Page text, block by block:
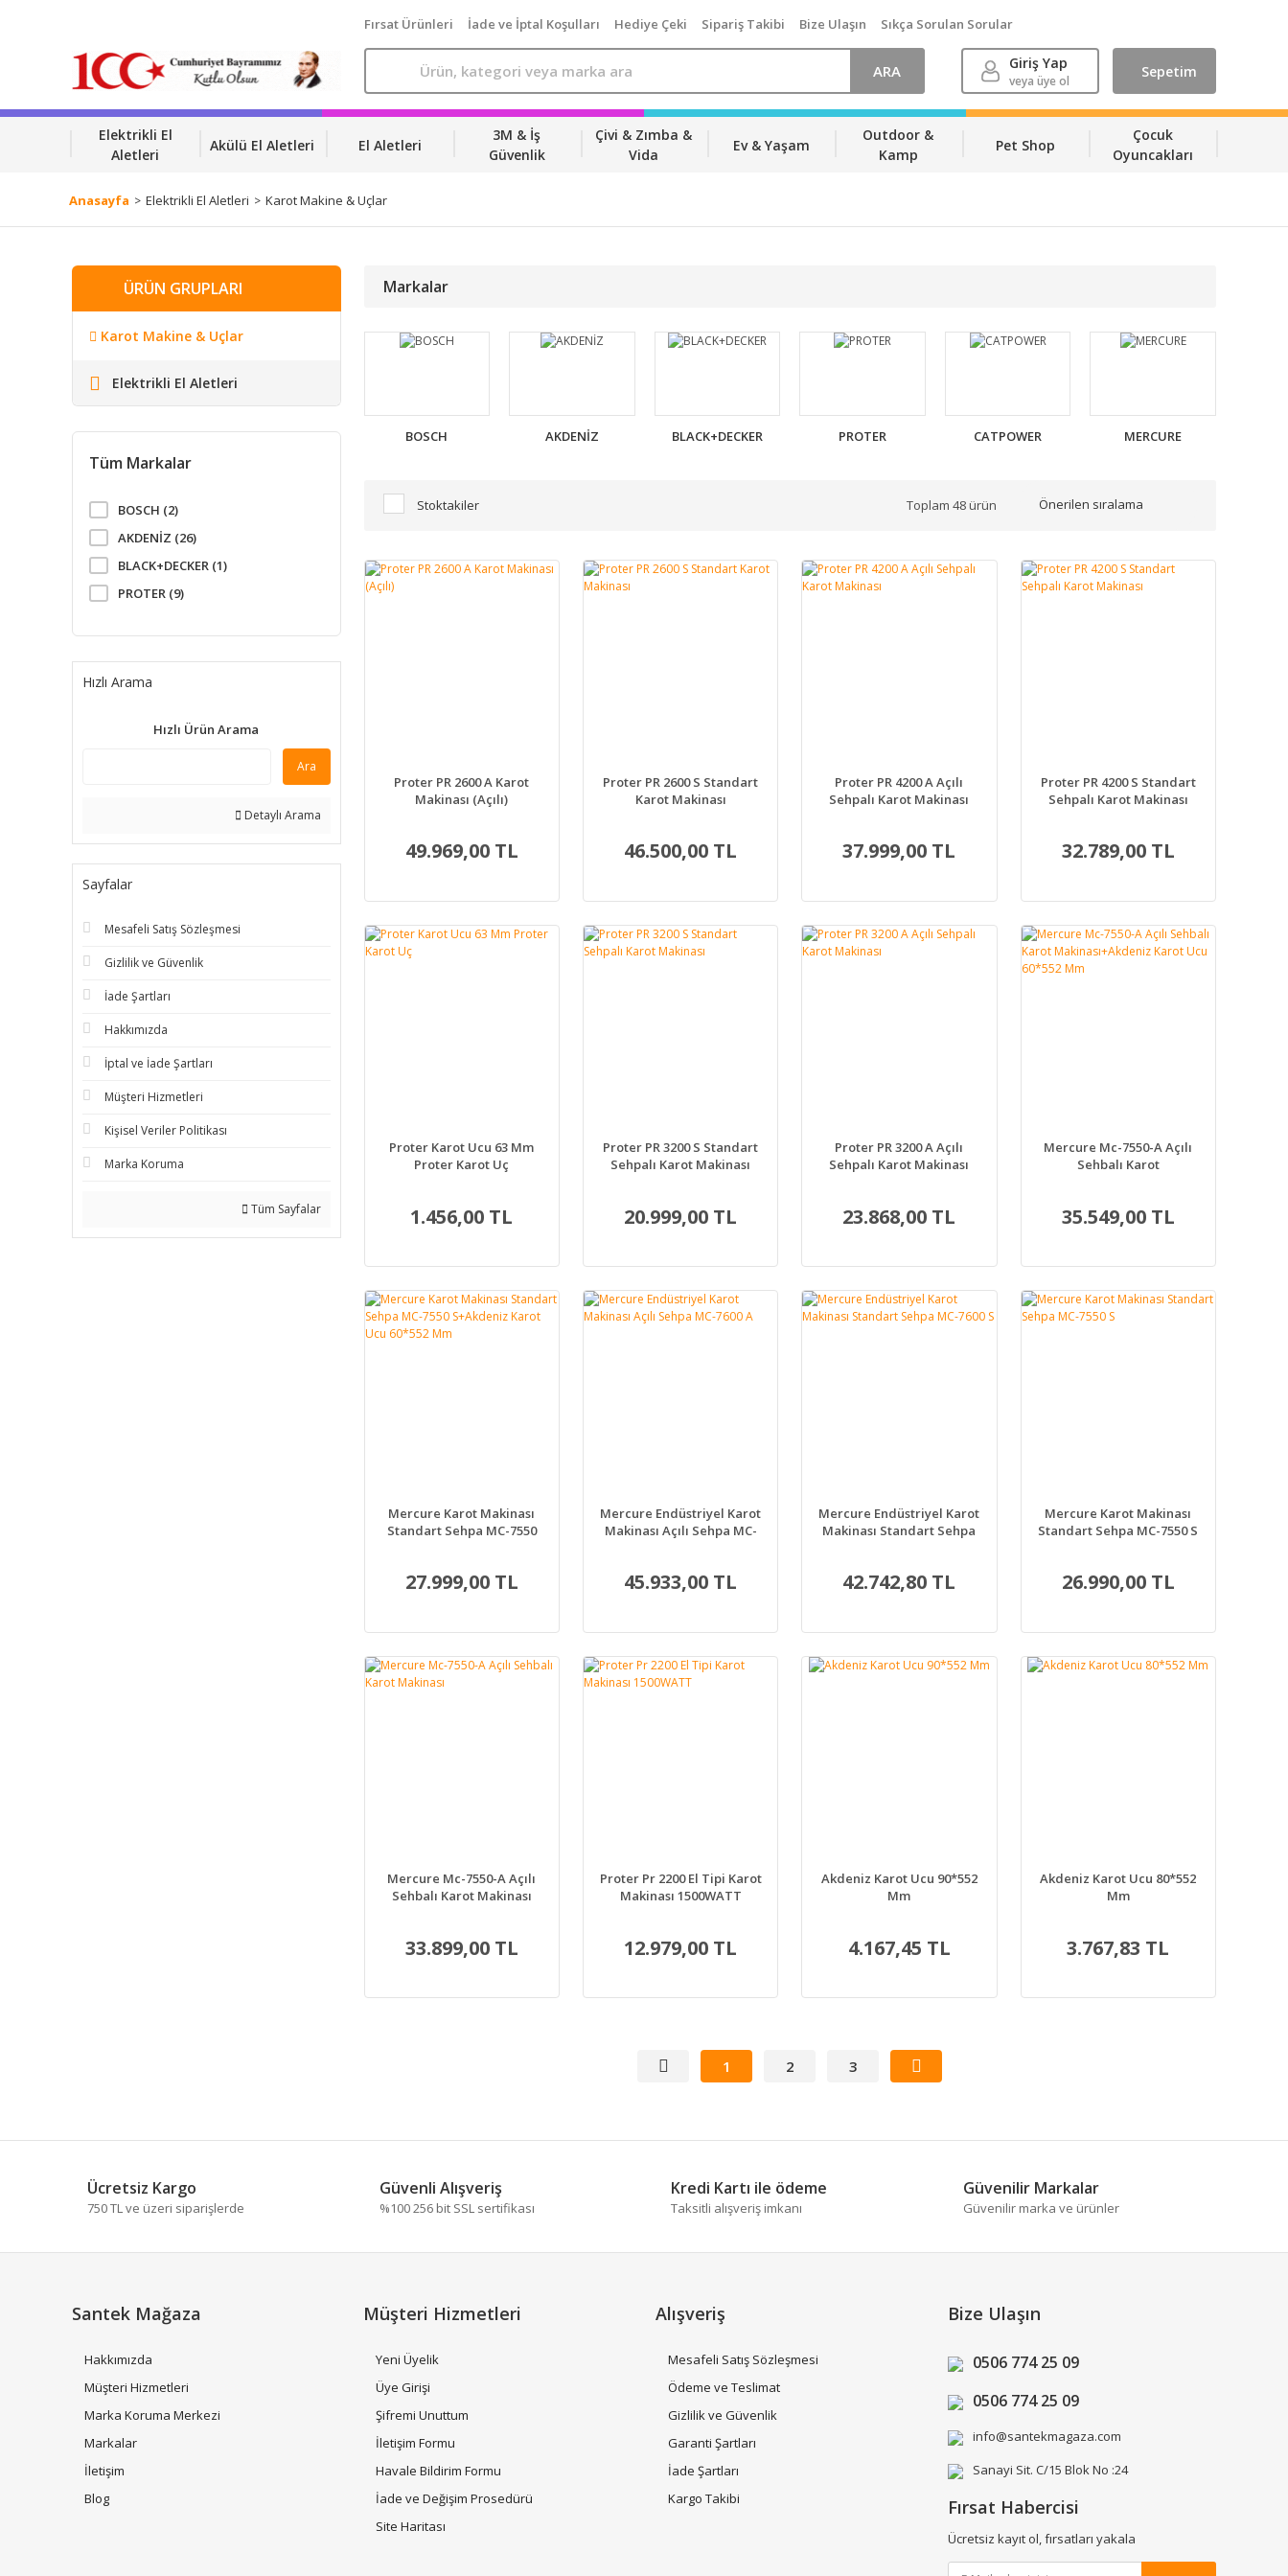
Fırsat Ürünleri İade ve İptal Koşulları Hediye Çeki Sipariş Takibi Bize Ulaşın Sıkça Sorulan Sorular
ARA Giriş Yap
veya üye ol
Sepetim
Elektrikli El
Aletleri
Akülü El Aletleri El Aletleri
3M & İş
Güvenlik
Çivi & Zımba &
Vida
Ev & Yaşam
Outdoor &
Kamp
Pet Shop
Çocuk
Oyuncakları
Anasayfa Elektrikli El Aletleri Karot Makine & Uçlar
ÜRÜN GRUPLARI
Karot Makine & Uçlar
Elektrikli El Aletleri
Tüm Markalar
BOSCH (2)
AKDENİZ (26)
BLACK+DECKER (1)
PROTER (9)
Hızlı Arama
Hızlı Ürün Arama
Ara
Detaylı Arama
Sayfalar
Mesafeli Satış Sözleşmesi
Gizlilik ve Güvenlik
İade Şartları
Hakkımızda
İptal ve İade Şartları
Müşteri Hizmetleri
Kişisel Veriler Politikası
Marka Koruma
Tüm Sayfalar
Markalar
BOSCH AKDENİZ BLACK+DECKER PROTER CATPOWER MERCURE
Stoktakiler Toplam 48 ürün
Proter PR 2600 A Karot
Makinası (Açılı)
49.969,00 TL
Proter PR 2600 S Standart
Karot Makinası
46.500,00 TL
Proter PR 4200 A Açılı
Sehpalı Karot Makinası
37.999,00 TL
Proter PR 4200 S Standart
Sehpalı Karot Makinası
32.789,00 TL
Proter Karot Ucu 63 Mm
Proter Karot Uç
1.456,00 TL
Proter PR 3200 S Standart
Sehpalı Karot Makinası
20.999,00 TL
Proter PR 3200 A Açılı
Sehpalı Karot Makinası
23.868,00 TL
Mercure Mc-7550-A Açılı
Sehbalı Karot
35.549,00 TL
Mercure Karot Makinası
Standart Sehpa MC-7550
27.999,00 TL
Mercure Endüstriyel Karot
Makinası Açılı Sehpa MC-
45.933,00 TL
Mercure Endüstriyel Karot
Makinası Standart Sehpa
42.742,80 TL
Mercure Karot Makinası
Standart Sehpa MC-7550 S
26.990,00 TL
Mercure Mc-7550-A Açılı
Sehbalı Karot Makinası
33.899,00 TL
Proter Pr 2200 El Tipi Karot
Makinası 1500WATT
12.979,00 TL
Akdeniz Karot Ucu 90*552
Mm
4.167,45 TL
Akdeniz Karot Ucu 80*552
Mm
3.767,83 TL
1 2 3
Ücretsiz Kargo
750 TL ve üzeri siparişlerde
Güvenli Alışveriş
%100 256 bit SSL sertifikası
Kredi Kartı ile ödeme
Taksitli alışveriş imkanı
Güvenilir Markalar
Güvenilir marka ve ürünler
Santek Mağaza
Hakkımızda
Müşteri Hizmetleri
Marka Koruma Merkezi
Markalar
İletişim
Blog
Müşteri Hizmetleri
Yeni Üyelik
Üye Girişi
Şifremi Unuttum
İletişim Formu
Havale Bildirim Formu
İade ve Değişim Prosedürü
Site Haritası
Alışveriş
Mesafeli Satış Sözleşmesi
Ödeme ve Teslimat
Gizlilik ve Güvenlik
Garanti Şartları
İade Şartları
Kargo Takibi
Bize Ulaşın
0506 774 25 09
0506 774 25 09
info@santekmagaza.com
Sanayi Sit. C/15 Blok No :24
Fırsat Habercisi
Ücretsiz kayıt ol, fırsatları yakala